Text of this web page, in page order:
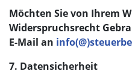
Möchten Sie von Ihrem
Widerspruchsrecht
E-Mail an
7. Datensicherheit